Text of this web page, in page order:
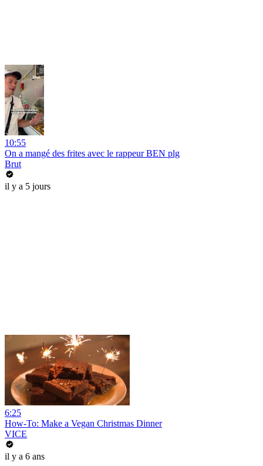
10:55
On a mangé des frites avec le rappeur BEN plg
Brut
il y a 5 jours
6:25
How-To: Make a Vegan Christmas Dinner
VICE
il y a 6 ans